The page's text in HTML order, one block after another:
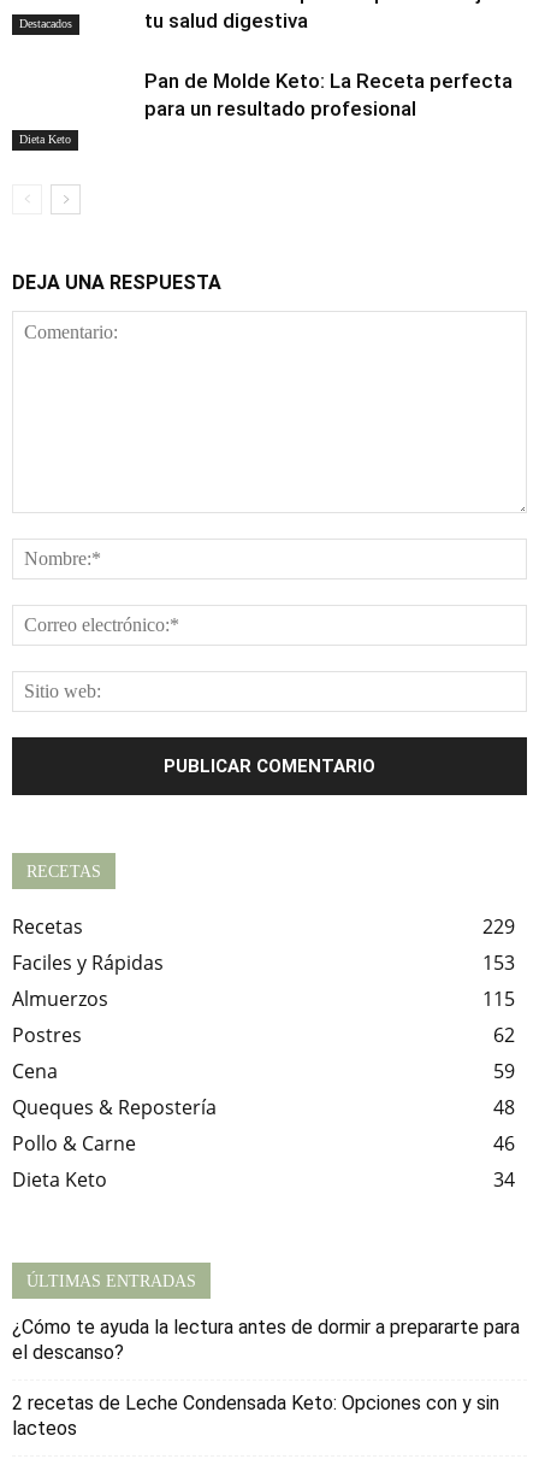
Destacados
tu salud digestiva
Dieta Keto
Pan de Molde Keto: La Receta perfecta
para un resultado profesional
DEJA UNA RESPUESTA
RECETAS
Recetas
229
Faciles y Rápidas
153
Almuerzos
115
Postres
62
Cena
59
Queques & Repostería
48
Pollo & Carne
46
Dieta Keto
34
ÚLTIMAS ENTRADAS
¿Cómo te ayuda la lectura antes de dormir a prepararte para
el descanso?
2 recetas de Leche Condensada Keto: Opciones con y sin
lacteos